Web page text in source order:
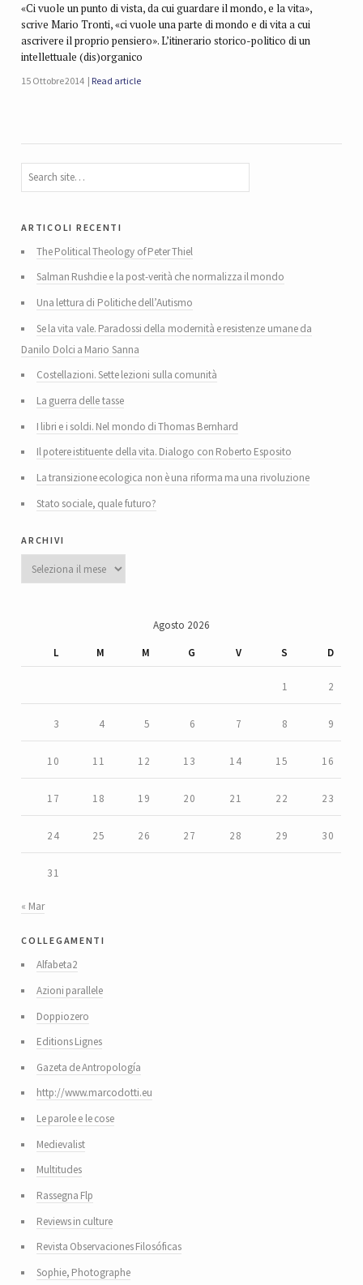
«Ci vuole un punto di vista, da cui guardare il mondo, e la vita»,
scrive Mario Tronti, «ci vuole una parte di mondo e di vita a cui
ascrivere il proprio pensiero». L’itinerario storico-politico di un
intellettuale (dis)organico
15 Ottobre 2014 Read article
articoli recenti
The Political Theology of Peter Thiel
Salman Rushdie e la post-verità che normalizza il mondo
Una lettura di Politiche dell’Autismo
Se la vita vale. Paradossi della modernità e resistenze umane da
Danilo Dolci a Mario Sanna
Costellazioni. Sette lezioni sulla comunità
La guerra delle tasse
I libri e i soldi. Nel mondo di Thomas Bernhard
Il potere istituente della vita. Dialogo con Roberto Esposito
La transizione ecologica non è una riforma ma una rivoluzione
Stato sociale, quale futuro?
archivi
Archivi
Agosto 2026
L
M M G V S D
1 2
3 4 5 6 7 8 9
10 11 12 13 14 15 16
17 18 19 20 21 22 23
24 25 26 27 28 29 30
31
« Mar
collegamenti
Alfabeta2
Azioni parallele
Doppiozero
Editions Lignes
Gazeta de Antropología
http://www.marcodotti.eu
Le parole e le cose
Medievalist
Multitudes
Rassegna Flp
Reviews in culture
Revista Observaciones Filosóficas
Sophie, Photographe